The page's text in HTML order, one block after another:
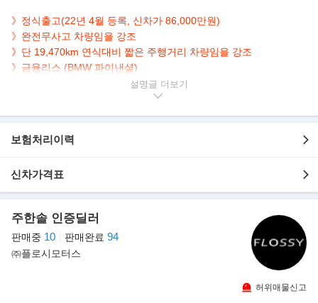
》정식출고(22년 4월 등록, 신차가 86,000만원)
》완전무사고 차량임을 강조
》단 19,470km 연식대비 짧은 주행거리 차량임을 강조
》금융리스 (BMW 파이낸셜)
- 정식출고
- 19,470km 실주행
- 깔끔하게 관리된 내/외관
- 571마력 12기통 초호화 세단
▶옵션내역
- 살라망카 블루 익스테리어
- 전동식 2인승 시트 (뒷좌석 마사지 시트, 센터콘솔, 쿨챔버 포함)
설명글
보험처리이력
신차가격표
주한솔 인증딜러
판매중 10 판매완료 94
㈜플로시모터스
허위매물신고